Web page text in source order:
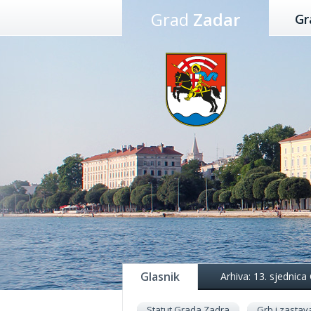
Preskoči
Grad Zadar
Glasnik Arhiva: 13.